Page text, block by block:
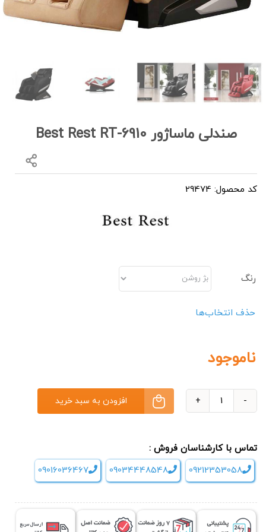
صندلی ماساژور Best Rest RT-6910
کد محصول: 29474
رنگ
حذف انتخاب‌ها
ناموجود
Rest
RT-
6910
عدد
افزودن به سبد خرید
تماس با کارشناسان فروش :
09212353058
09034448548
09016036467